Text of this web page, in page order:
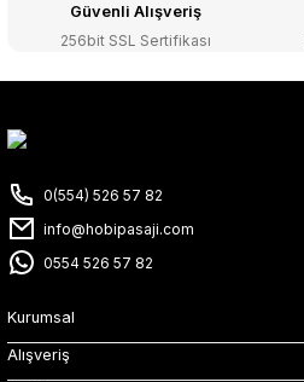
Güvenli Alışveriş
256bit SSL Sertifikası
0(554) 526 57 82
info@hobipasaji.com
0554 526 57 82
Kurumsal
Alışveriş